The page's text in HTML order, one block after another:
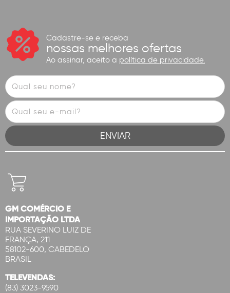
Cadastre-se e receba
nossas melhores ofertas
Ao assinar, aceito a política de privacidade.
GM COMÉRCIO E
IMPORTAÇÃO LTDA
RUA SEVERINO LUIZ DE
FRANÇA, 211
58102-600, CABEDELO
BRASIL
TELEVENDAS:
(83) 3023-9590